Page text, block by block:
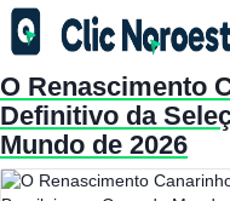
O Renascimento
Definitivo da
Mundo de 2026